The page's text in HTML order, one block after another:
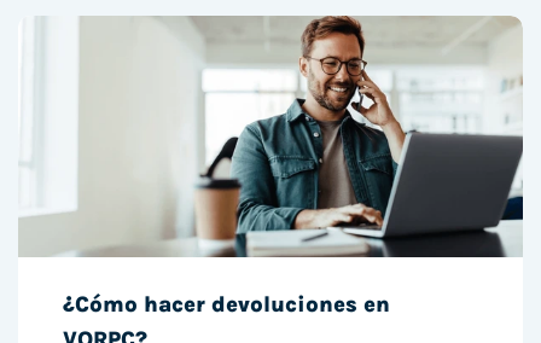
¿Cómo hacer devoluciones en